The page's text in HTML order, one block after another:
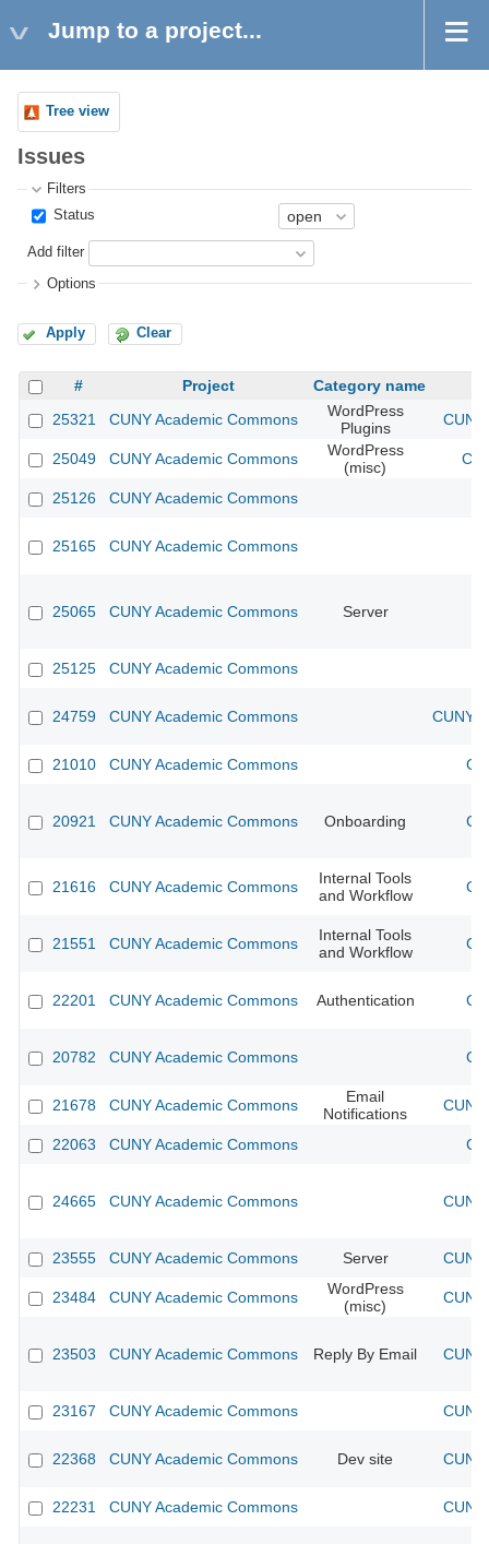
Jump to a project...
Tree view
Issues
Filters
Status
Add filter
Options
Apply Clear
# Project
Category name
25321
CUNY Academic Commons
WordPress
Plugins
25049 CUNY Academic Commons
WordPress
(misc)
25126 CUNY Academic Commons
25165 CUNY Academic Commons
25065 CUNY Academic Commons Server
25125 CUNY Academic Commons
24759 CUNY Academic Commons CUNY
21010 CUNY Academic Commons
20921 CUNY Academic Commons Onboarding
21616 CUNY Academic Commons
Internal Tools
and Workflow
21551 CUNY Academic Commons
Internal Tools
and Workflow
22201 CUNY Academic Commons Authentication
20782 CUNY Academic Commons
21678 CUNY Academic Commons
Email
Notifications
22063 CUNY Academic Commons
24665 CUNY Academic Commons
23555 CUNY Academic Commons Server
23484 CUNY Academic Commons
WordPress
(misc)
23503 CUNY Academic Commons Reply By Email
23167 CUNY Academic Commons
22368 CUNY Academic Commons Dev site
22231 CUNY Academic Commons